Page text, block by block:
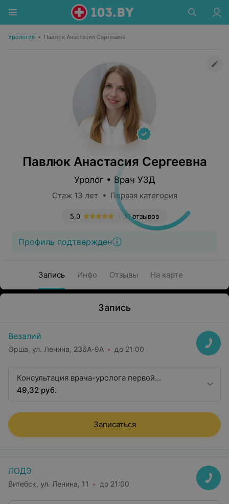
Урология • Павлюк Анастасия Сергеевна
Павлюк Анастасия Сергеевна
Уролог • Врач УЗД
Стаж 13 лет • Первая категория
11 отзывов
5.0
Профиль подтвержден
Запись Инфо Отзывы На карте
Запись
Везалий
Орша, ул. Ленина, 236А-9А до 21:00
Консультация врача-уролога первой
квалификационной категории
49,32 руб.
Записаться
ЛОДЭ
Витебск, ул. Ленина, 11 до 21:00